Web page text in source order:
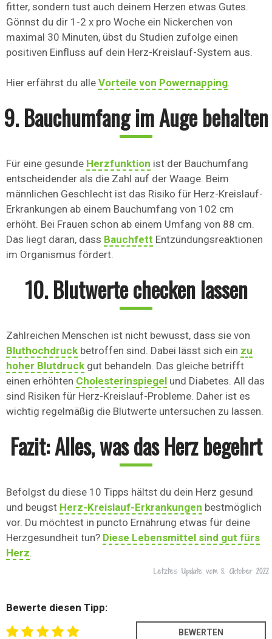
fitter, sondern tust auch deinem Herzen etwas Gutes.
Gönnst du dir 1-2 x pro Woche ein Nickerchen von
maximal 30 Minuten, übst du Studien zufolge einen
positiven Einfluss auf dein Herz-Kreislauf-System aus.
Hier erfährst du alle Vorteile von Powernapping.
9. Bauchumfang im Auge behalten
Für eine gesunde Herzfunktion ist der Bauchumfang
entscheidender als die Zahl auf der Waage. Beim
männlichen Geschlecht ist das Risiko für Herz-Kreislauf-
Erkrankungen ab einem Bauchumfang von 102 cm
erhöht. Bei Frauen schon ab einem Umfang von 88 cm.
Das liegt daran, dass Bauchfett Entzündungsreaktionen
im Organismus fördert.
10. Blutwerte checken lassen
Zahlreichen Menschen ist nicht bewusst, dass sie von
Bluthochdruck betroffen sind. Dabei lässt sich ein zu
hoher Blutdruck gut behandeln. Das gleiche betrifft
einen erhöhten Cholesterinspiegel und Diabetes. All das
sind Risiken für Herz-Kreislauf-Probleme. Daher ist es
wichtig regelmäßig die Blutwerte untersuchen zu lassen.
Fazit: Alles, was das Herz begehrt
Befolgst du diese 10 Tipps hältst du dein Herz gesund
und beugst Herz-Kreislauf-Erkrankungen bestmöglich
vor. Du möchtest in puncto Ernährung etwas für deine
Herzgesundheit tun? Diese Lebensmittel sind gut fürs
Herz.
Letztes Update vom 8. Oktober 2022
Bewerte diesen Tipp: